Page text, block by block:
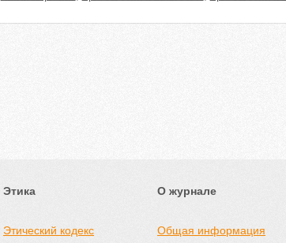
Этика
Этический кодекс
О журнале
Общая информация